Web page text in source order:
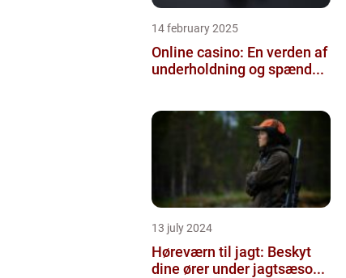
14 february 2025
Online casino: En verden af
underholdning og spænd...
13 july 2024
Høreværn til jagt: Beskyt
dine ører under jagtsæso...